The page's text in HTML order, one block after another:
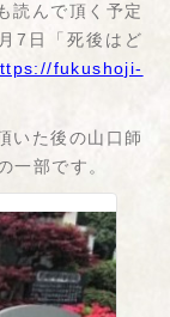
読んで頂く予定
7日「死後はど
fukushoji-
いた後の山口師
一部です。